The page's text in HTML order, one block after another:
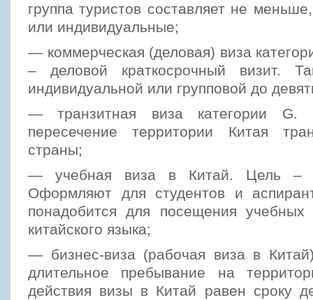
группа туристов составляет не
или индивидуальные;
— коммерческая (деловая) виза
– деловой краткосрочный визит.
индивидуальной или групповой до
— транзитная виза категории G.
пересечение территории Китая
страны;
— учебная виза в Китай. Цель –
Оформляют для студентов и
понадобится для посещения учебных
китайского языка;
— бизнес-виза (рабочая виза в
длительное пребывание на
действия визы в Китай равен сроку